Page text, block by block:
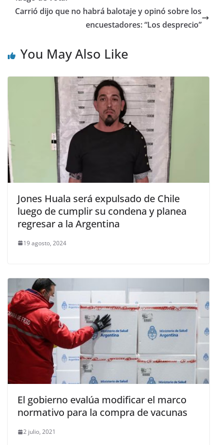
Carrió dijo que no habrá balotaje y opinó sobre los
encuestadores: “Los desprecio”
You May Also Like
Jones Huala será expulsado de Chile
luego de cumplir su condena y planea
regresar a la Argentina
19 agosto, 2024
El gobierno evalúa modificar el marco
normativo para la compra de vacunas
2 julio, 2021